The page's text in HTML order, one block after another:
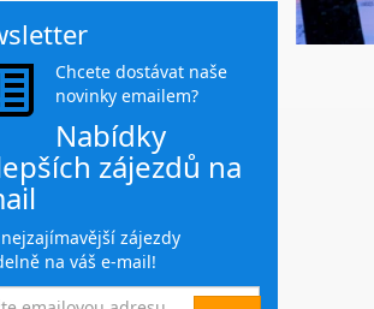
Chcete dostávat naše
novinky emailem?
Nabídky
zájezdů na
zájezdy
na váš e-mail!